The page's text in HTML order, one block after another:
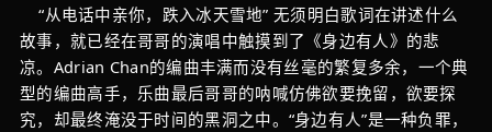
“从电话中亲你，跌入冰天雪地” 无须明白歌词在讲述什么
故事，就已经在哥哥的演唱中触摸到了《身边有人》的悲
凉。Adrian Chan的编曲丰满而没有丝毫的繁复多余，一个典
型的编曲高手，乐曲最后哥哥的呐喊仿佛欲要挽留，欲要探
究，却最终淹没于时间的黑洞之中。“身边有人”是一种负罪，